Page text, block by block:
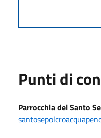
Punti di
Parrocchia del Santo